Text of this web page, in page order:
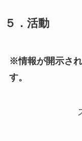
５．活動
※情報が開示さ
す。